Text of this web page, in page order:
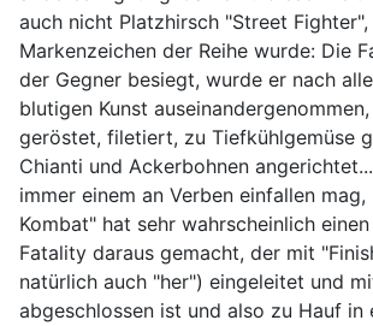
auch nicht Platzhirsch "Street Fighter",
Markenzeichen der Reihe wurde: Die
der Gegner besiegt, wurde er nach
blutigen Kunst
geröstet, filetiert, zu Tiefkühlgemüse
Chianti und Ackerbohnen
immer einem an Verben einfallen
Kombat" hat sehr wahrscheinlich
Fatality daraus gemacht, der mit
natürlich auch "her") eingeleitet und
abgeschlossen ist und also zu Hauf in